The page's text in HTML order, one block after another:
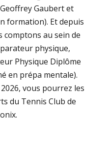
Gaubert et
formation). Et depuis
comptons au sein de
physique,
Physique Diplôme
en prépa mentale).
vous pourrez les
du Tennis Club de